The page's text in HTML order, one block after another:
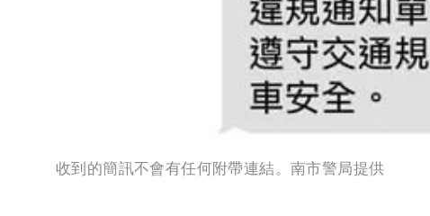
收到的簡訊不會有任何附帶連結。南市警局提供